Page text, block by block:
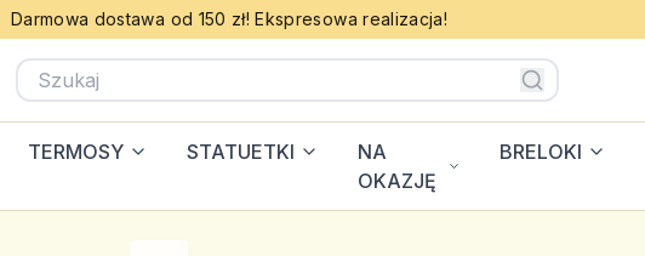
Darmowa dostawa od 150 zł! Ekspresowa realizacja!
TERMOSY STATUETKI
NA
OKAZJĘ
BRELOKI